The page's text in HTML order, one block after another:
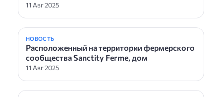
11 Авг 2025
НОВОСТЬ
Расположенный на территории фермерского
сообщества Sanctity Ferme, дом
11 Авг 2025